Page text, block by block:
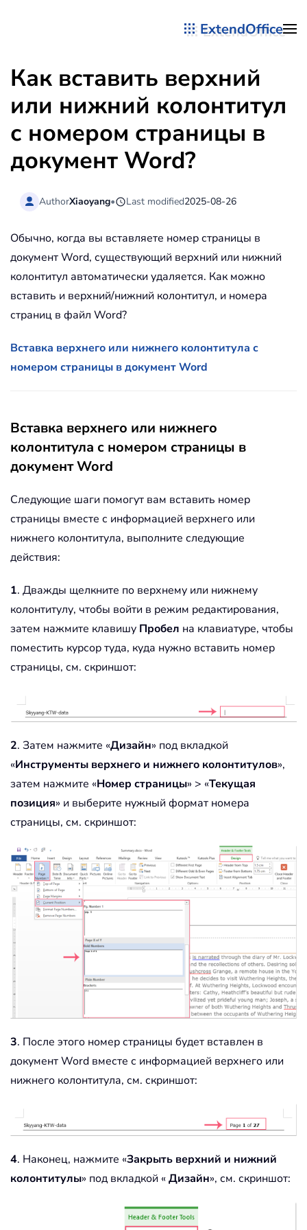
ExtendOffice
Как вставить верхний
или нижний колонтитул
с номером страницы в
документ Word?
AuthorXiaoyang• Last modified2025-08-26
Обычно, когда вы вставляете номер страницы в
документ Word, существующий верхний или нижний
колонтитул автоматически удаляется. Как можно
вставить и верхний/нижний колонтитул, и номера
страниц в файл Word?
Вставка верхнего или нижнего колонтитула с
номером страницы в документ Word
Вставка верхнего или нижнего
колонтитула с номером страницы в
документ Word
Следующие шаги помогут вам вставить номер
страницы вместе с информацией верхнего или
нижнего колонтитула, выполните следующие
действия:
1. Дважды щелкните по верхнему или нижнему
колонтитулу, чтобы войти в режим редактирования,
затем нажмите клавишу Пробел на клавиатуре, чтобы
поместить курсор туда, куда нужно вставить номер
страницы, см. скриншот:
2. Затем нажмите «Дизайн» под вкладкой
«Инструменты верхнего и нижнего колонтитулов»,
затем нажмите «Номер страницы» > «Текущая
позиция» и выберите нужный формат номера
страницы, см. скриншот:
3. После этого номер страницы будет вставлен в
документ Word вместе с информацией верхнего или
нижнего колонтитула, см. скриншот:
4. Наконец, нажмите «Закрыть верхний и нижний
колонтитулы» под вкладкой «Дизайн», см. скриншот: